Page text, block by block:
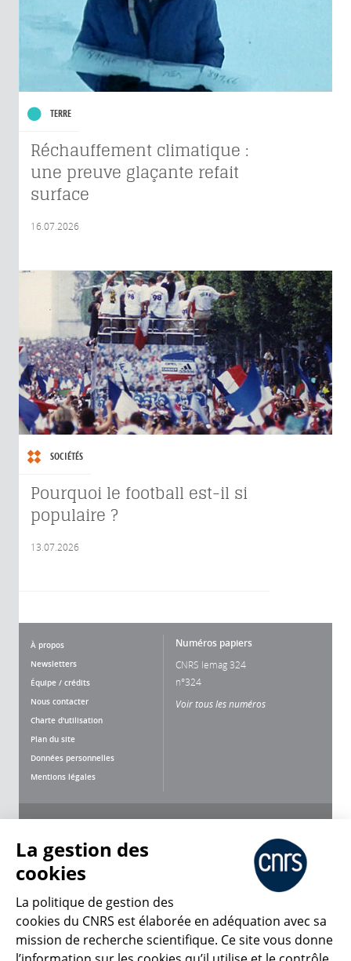
TERRE
Réchauffement climatique :
une preuve glaçante refait
surface
16.07.2026
SOCIÉTÉS
Pourquoi le football est-il si
populaire ?
13.07.2026
À propos
Newsletters
Équipe / crédits
Nous contacter
Charte d'utilisation
Plan du site
Données personnelles
Mentions légales
Numéros papiers
CNRS lemag 324
n°324
Voir tous les numéros
CNRS Le Mag
La gestion des
cookies
La politique de gestion des
cookies du CNRS est élaborée en adéquation avec sa
mission de recherche scientifique. Ce site vous donne